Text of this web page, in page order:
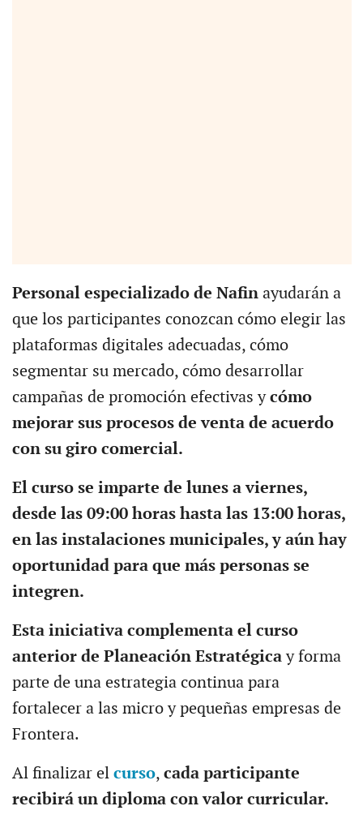
Personal especializado de Nafin ayudarán a
que los participantes conozcan cómo elegir las
plataformas digitales adecuadas, cómo
segmentar su mercado, cómo desarrollar
campañas de promoción efectivas ycómo
mejorar sus procesos de venta de acuerdo
con su giro comercial.
El curso se imparte de lunes a viernes,
desde las 09:00 horas hasta las 13:00 horas,
en las instalaciones municipales, y aún hay
oportunidad para que más personas se
integren.
Esta iniciativa complementa el curso
anterior de Planeación Estratégicay forma
parte de una estrategia continua para
fortalecer a las micro y pequeñas empresas de
Frontera.
Al finalizar el curso, cada participante
recibirá un diploma con valor curricular.